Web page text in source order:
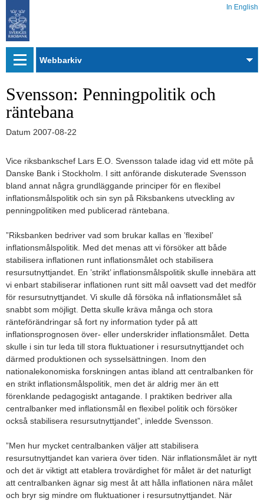
In English
Webbarkiv
Svensson: Penningpolitik och
räntebana
Datum 2007-08-22
Vice riksbankschef Lars E.O. Svensson talade idag vid ett möte på
Danske Bank i Stockholm. I sitt anförande diskuterade Svensson
bland annat några grundläggande principer för en flexibel
inflationsmålspolitik och sin syn på Riksbankens utveckling av
penningpolitiken med publicerad räntebana.
”Riksbanken bedriver vad som brukar kallas en ’flexibel’
inflationsmålspolitik. Med det menas att vi försöker att både
stabilisera inflationen runt inflationsmålet och stabilisera
resursutnyttjandet. En ’strikt’ inflationsmålspolitik skulle innebära att
vi enbart stabiliserar inflationen runt sitt mål oavsett vad det medför
för resursutnyttjandet. Vi skulle då försöka nå inflationsmålet så
snabbt som möjligt. Detta skulle kräva många och stora
ränteförändringar så fort ny information tyder på att
inflationsprognosen över- eller underskrider inflationsmålet. Detta
skulle i sin tur leda till stora fluktuationer i resursutnyttjandet och
därmed produktionen och sysselsättningen. Inom den
nationalekonomiska forskningen antas ibland att centralbanken för
en strikt inflationsmålspolitik, men det är aldrig mer än ett
förenklande pedagogiskt antagande. I praktiken bedriver alla
centralbanker med inflationsmål en flexibel politik och försöker
också stabilisera resursutnyttjandet”, inledde Svensson.
”Men hur mycket centralbanken väljer att stabilisera
resursutnyttjandet kan variera över tiden. När inflationsmålet är nytt
och det är viktigt att etablera trovärdighet för målet är det naturligt
att centralbanken ägnar sig mest åt att hålla inflationen nära målet
och bryr sig mindre om fluktuationer i resursutnyttjandet. När